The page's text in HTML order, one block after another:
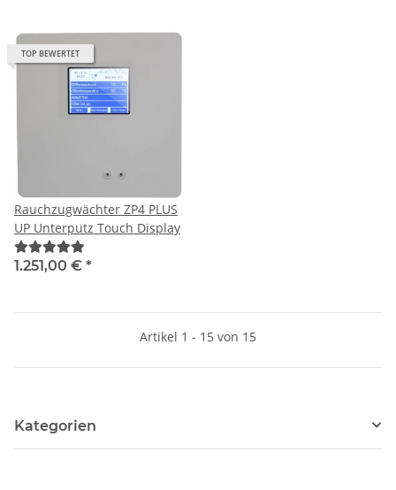
TOP BEWERTET
Rauchzugwächter ZP4 PLUS
UP Unterputz Touch Display
1.251,00 € *
Artikel 1 - 15 von 15
Kategorien